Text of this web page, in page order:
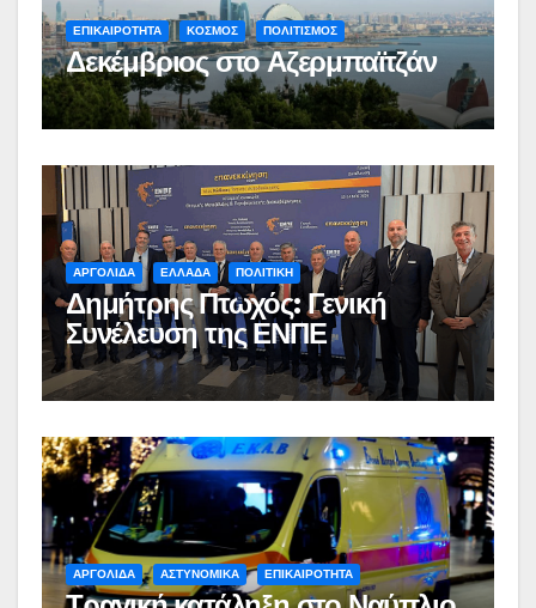
ΕΠΙΚΑΙΡΟΤΗΤΑ ΚΟΣΜΟΣ ΠΟΛΙΤΙΣΜΟΣ
Δεκέμβριος στο Αζερμπαϊτζάν
ΑΡΓΟΛΙΔΑ ΕΛΛΑΔΑ ΠΟΛΙΤΙΚΗ
Δημήτρης Πτωχός: Γενική
Συνέλευση της ΕΝΠΕ
ΑΡΓΟΛΙΔΑ ΑΣΤΥΝΟΜΙΚΑ ΕΠΙΚΑΙΡΟΤΗΤΑ